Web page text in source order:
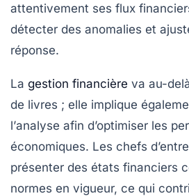
attentivement ses flux
détecter des anomalies et
réponse.
La gestion financière va au-
de livres ; elle implique
l’analyse afin d’optimiser les
économiques. Les chefs
présenter des états financiers
normes en vigueur, ce qui